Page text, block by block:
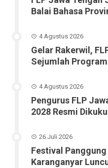
Balai Bahasa
4 Agustus 2026
Gelar Rakerwil,
Sejumlah
4 Agustus 2026
Pengurus FLP
2028 Resmi
26 Juli 2026
Festival
Karanganyar